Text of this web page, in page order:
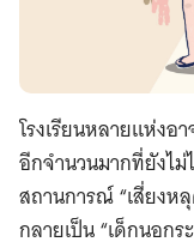
โรงเรียนหลายแห่งอ
อีกจำนวนมากที่ยังไม่
สถานการณ์ “เสี่ยงห
กลายเป็น “เด็กนอก